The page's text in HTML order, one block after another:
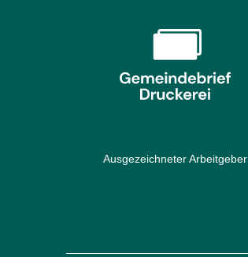
Ausgezeichneter Arbeitgeber